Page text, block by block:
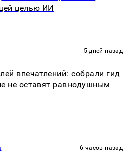
целью ИИ
5 дней назад
впечатлений: собрали гид
не оставят равнодушным
6 часов назад